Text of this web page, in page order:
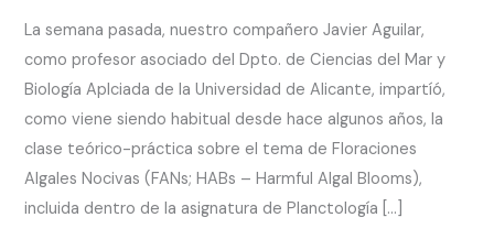
La semana pasada, nuestro compañero Javier Aguilar,
como profesor asociado del Dpto. de Ciencias del Mar y
Biología Aplciada de la Universidad de Alicante, impartíó,
como viene siendo habitual desde hace algunos años, la
clase teórico-práctica sobre el tema de Floraciones
Algales Nocivas (FANs; HABs – Harmful Algal Blooms),
incluida dentro de la asignatura de Planctología […]
–
4º
del
Grado
en
Ciencias
del